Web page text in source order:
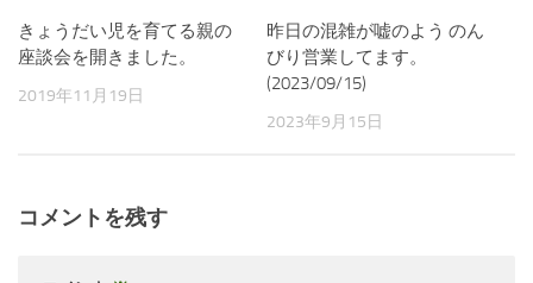
きょうだい児を育てる親の
座談会を開きました。
2019年11月19日
昨日の混雑が嘘のよう のん
びり営業してます。
(2023/09/15)
2023年9月15日
コメントを残す